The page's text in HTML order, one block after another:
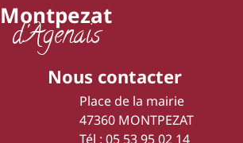
Montpezat
d'Agenais
Nous contacter
Place de la mairie
47360 MONTPEZAT
Tél : 05 53 95 02 14